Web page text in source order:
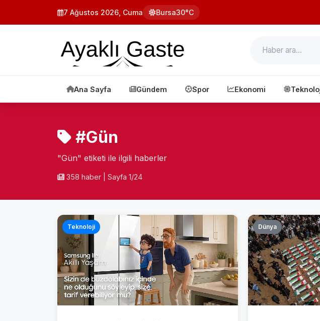
7 Ağustos 2026, Cuma Bursa30°C
Ana Sayfa Gündem Spor Ekonomi
#Gün
"Gün" etiketi ile ilgili haberler
358 haber Sayfa 1/24
Teknoloji Dünya